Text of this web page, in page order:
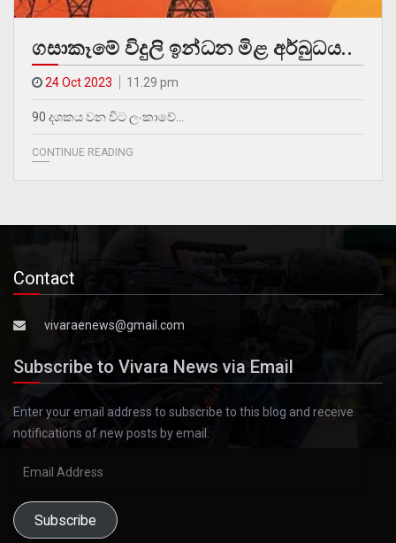
ගසාකෑමේ විදුලි ඉන්ධන මිළ අර්බුධය..
24 Oct 2023 11.29 pm
90 දශකය වන විට ලංකාවේ…
CONTINUE READING
Contact
vivaraenews@gmail.com
Subscribe to Vivara News via Email
Enter your email address to subscribe to this blog and receive
notifications of new posts by email.
Subscribe